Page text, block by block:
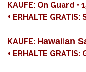
KAUFE: On Guard •
+ ERHALTE GRATIS:
KAUFE: Hawaiian
+ ERHALTE